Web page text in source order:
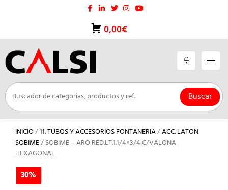
0,00€
Buscar
INICIO/11. TUBOS Y ACCESORIOS FONTANERIA/ACC. LATON
SOBIME/ SOBIME – ARO RED.LT.1.1/4×3/4 C/VALONA
HEXAGONAL
30%
30%